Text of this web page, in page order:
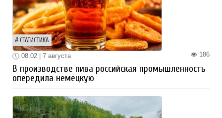
СТАТИСТИКА
186
08:02 | 7 августа
В производстве пива российская промышленность
опередила немецкую